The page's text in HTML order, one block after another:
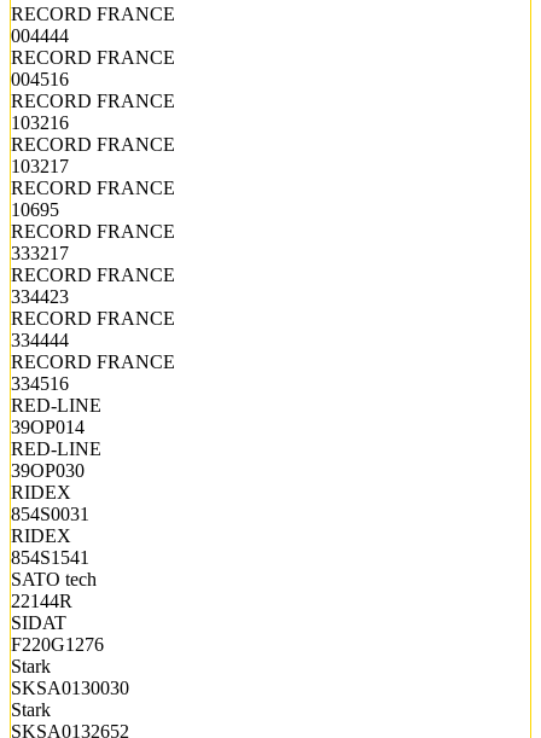
RECORD FRANCE
004444
RECORD FRANCE
004516
RECORD FRANCE
103216
RECORD FRANCE
103217
RECORD FRANCE
10695
RECORD FRANCE
333217
RECORD FRANCE
334423
RECORD FRANCE
334444
RECORD FRANCE
334516
RED-LINE
39OP014
RED-LINE
39OP030
RIDEX
854S0031
RIDEX
854S1541
SATO tech
22144R
SIDAT
F220G1276
Stark
SKSA0130030
Stark
SKSA0132652